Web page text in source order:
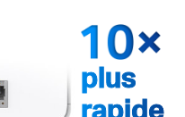
plus
rapide